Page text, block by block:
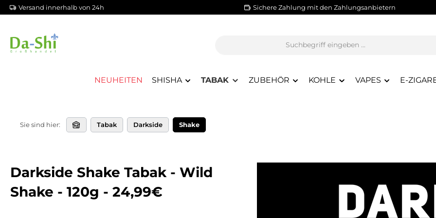
Hauptinhalt springen
Zur Suche springen
Zur Hauptnavigation springen
Versand innerhalb von 24h Sichere Zahlung mit den Zahlungsanbietern
NEUHEITEN SHISHA TABAK ZUBEHÖR KOHLE VAPES E-
Sie sind hier: Tabak Darkside Shake
Darkside Shake Tabak - Wild
Shake - 120g - 24,99€